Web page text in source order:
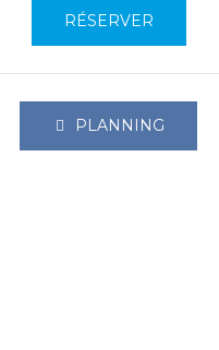
RÉSERVER
PLANNING